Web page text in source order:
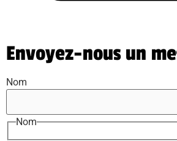
Envoyez-nous un
Nom
Nom